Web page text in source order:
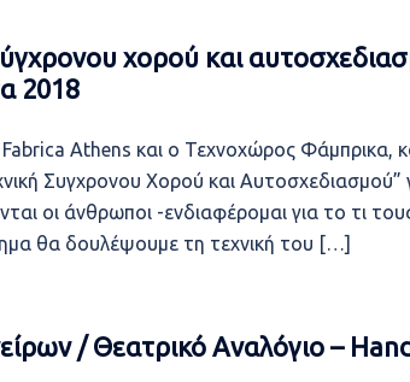
χορού και
2018
Athens και ο Τεχνοχώρος Φάμπρικα,
Συγχρονου Χορού και Αυτοσχεδιασμού”
οι άνθρωποι -ενδιαφέρομαι για το τι
θα δουλέψουμε τη τεχνική του […]
/ Θεατρικό Αναλόγιο –